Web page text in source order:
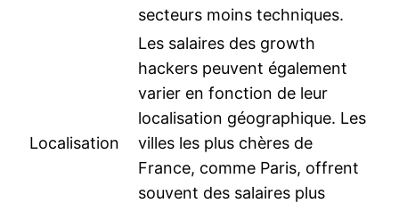
secteurs moins techniques.
Localisation
Les salaires des growth
hackers peuvent également
varier en fonction de leur
localisation géographique. Les
villes les plus chères de
France, comme Paris, offrent
souvent des salaires plus